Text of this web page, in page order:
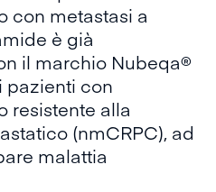
con metastasi a
è già
il marchio Nubeqa®
pazienti con
resistente alla
(nmCRPC), ad
malattia